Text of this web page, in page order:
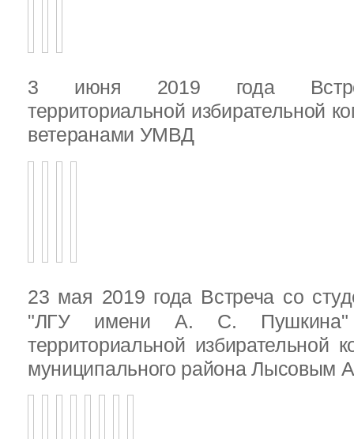
3 июня 2019 года
территориальной избирательной
ветеранами УМВД
23 мая 2019 года Встреча со
"ЛГУ имени А. С. Пушкина"
территориальной избирательной
муниципального района Лысовым